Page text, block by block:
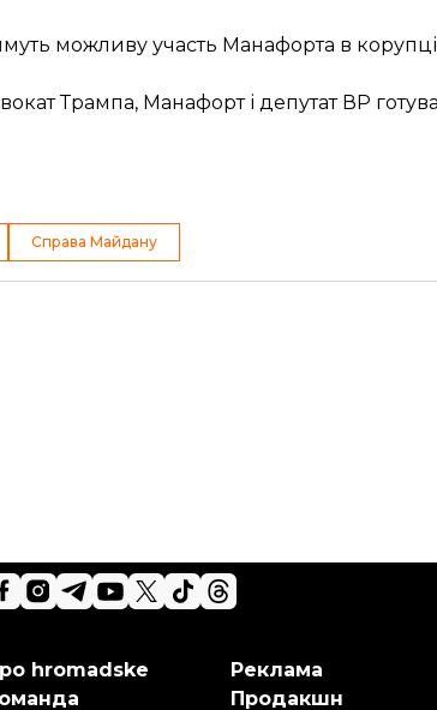
можливу участь Манафорта в
Трампа, Манафорт і депутат ВР
Справа Майдану
hromadske
Реклама
Продакшн